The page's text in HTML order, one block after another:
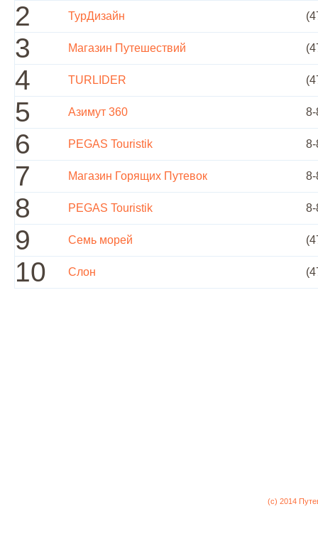
2 ТурДизайн
3 Магазин Путешествий
4 TURLIDER
5 Азимут 360 8-
6 PEGAS Touristik 8-
7 Магазин Горящих Путевок 8-
8 PEGAS Touristik 8-
9 Семь морей
10 Слон
(c) 2014